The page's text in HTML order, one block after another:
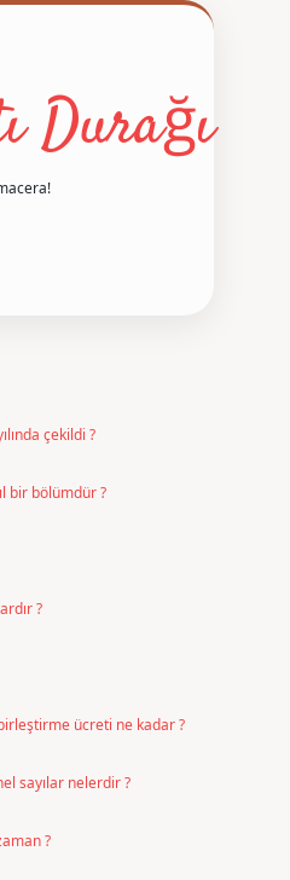
Durağı
çekildi ?
bir bölümdür ?
?
ücreti ne kadar ?
sayılar nelerdir ?
?